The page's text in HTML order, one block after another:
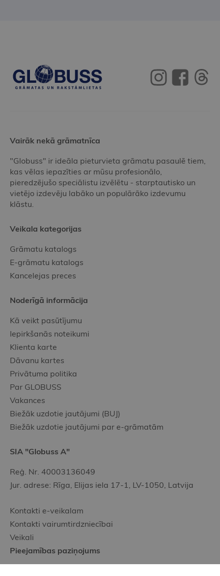
Vairāk nekā grāmatnīca
"Globuss" ir ideāla pieturvieta grāmatu pasaulē tiem,
kas vēlas iepazīties ar mūsu profesionālo,
pieredzējušo speciālistu izvēlētu - starptautisko un
vietējo izdevēju labāko un populārāko izdevumu
klāstu.
Veikala kategorijas
Grāmatu katalogs
E-grāmatu katalogs
Kancelejas preces
Noderīgā informācija
Kā veikt pasūtījumu
Iepirkšanās noteikumi
Klienta karte
Dāvanu kartes
Privātuma politika
Par GLOBUSS
Vakances
Biežāk uzdotie jautājumi (BUJ)
Biežāk uzdotie jautājumi par e-grāmatām
SIA "Globuss A"
Reģ. Nr. 40003136049
Jur. adrese: Rīga, Elijas iela 17-1, LV-1050, Latvija
Kontakti e-veikalam
Kontakti vairumtirdzniecībai
Veikali
Pieejamības paziņojums